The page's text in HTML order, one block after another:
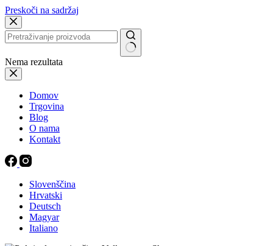
Preskoči na sadržaj
Nema rezultata
Domov
Trgovina
Blog
O nama
Kontakt
Slovenščina
Hrvatski
Deutsch
Magyar
Italiano